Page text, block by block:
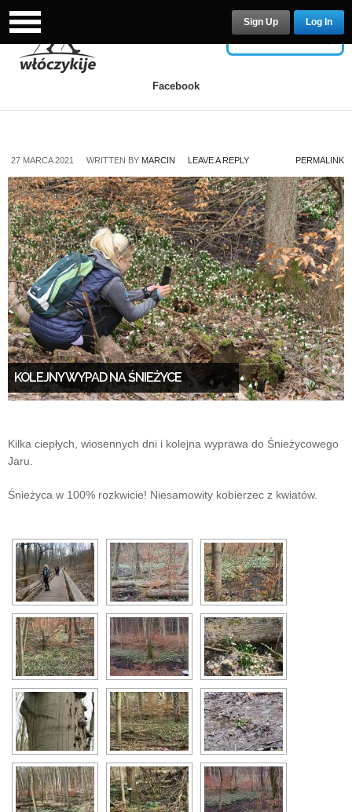
Facebook
Log In
Sign Up
27 MARCA 2021 WRITTEN BY MARCIN LEAVE A REPLY PERMALINK
KOLEJNY WYPAD NA ŚNIEŻYCE
Kilka ciepłych, wiosennych dni i kolejna wyprawa do Śnieżycowego
Jaru.
Śnieżyca w 100% rozkwicie! Niesamowity kobierzec z kwiatów.
Remember Me
Lost your password? /Register